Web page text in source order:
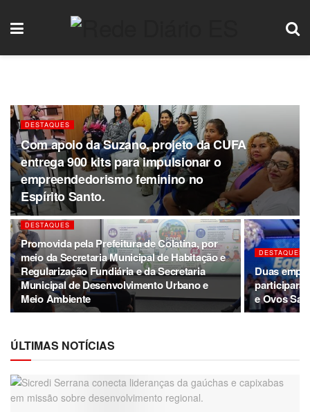
DESTAQUES
Com apoio da Suzano, projeto da CUFA
entrega 900 kits para impulsionar o
empreendedorismo feminino no
Espírito Santo.
DESTAQUES
Promovida pela Prefeitura de Colatina, por
meio da Secretaria Municipal de Habitação e
Regularização Fundiária e da Secretaria
Municipal de Desenvolvimento Urbano e
Meio Ambiente
DESTAQUES
Duas
e Ovos
ÚLTIMAS NOTÍCIAS